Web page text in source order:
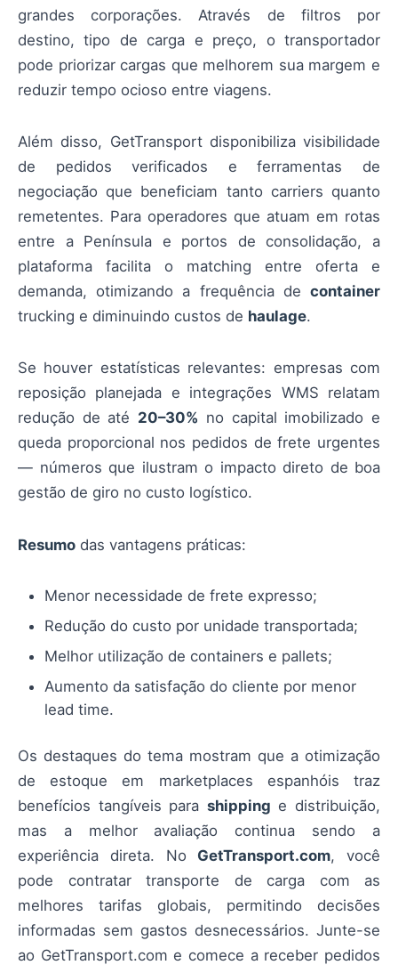
grandes corporações. Através de filtros por
destino, tipo de carga e preço, o transportador
pode priorizar cargas que melhorem sua margem e
reduzir tempo ocioso entre viagens.
Além disso, GetTransport disponibiliza visibilidade
de pedidos verificados e ferramentas de
negociação que beneficiam tanto carriers quanto
remetentes. Para operadores que atuam em rotas
entre a Península e portos de consolidação, a
plataforma facilita o matching entre oferta e
demanda, otimizando a frequência de container
trucking e diminuindo custos de haulage.
Se houver estatísticas relevantes: empresas com
reposição planejada e integrações WMS relatam
redução de até 20–30% no capital imobilizado e
queda proporcional nos pedidos de frete urgentes
— números que ilustram o impacto direto de boa
gestão de giro no custo logístico.
Resumo das vantagens práticas:
Menor necessidade de frete expresso;
Redução do custo por unidade transportada;
Melhor utilização de containers e pallets;
Aumento da satisfação do cliente por menor
lead time.
Os destaques do tema mostram que a otimização
de estoque em marketplaces espanhóis traz
benefícios tangíveis para shipping e distribuição,
mas a melhor avaliação continua sendo a
experiência direta. No GetTransport.com, você
pode contratar transporte de carga com as
melhores tarifas globais, permitindo decisões
informadas sem gastos desnecessários. Junte-se
ao GetTransport.com e comece a receber pedidos